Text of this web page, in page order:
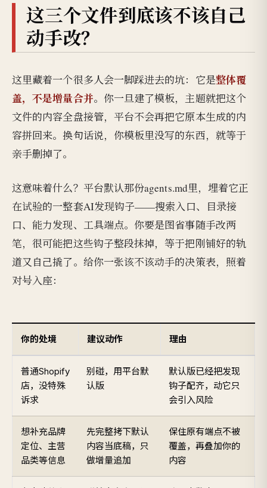
这三个文件到底该不该自己
动手改？
这里藏着一个很多人会一脚踩进去的坑：它是整体覆
盖，不是增量合并。你一旦建了模板，主题就把这个
文件的内容全盘接管，平台不会再把它原本生成的内
容拼回来。换句话说，你模板里没写的东西，就等于
亲手删掉了。
这意味着什么？平台默认那份agents.md里，埋着它正
在试验的一整套AI发现钩子——搜索入口、目录接
口、能力发现、工具端点。你要是图省事随手改两
笔，很可能把这些钩子整段抹掉，等于把刚铺好的轨
道又自己撬了。给你一张该不该动手的决策表，照着
对号入座：
你的处境 建议动作 理由
普通Shopify
店，没特殊
诉求
别碰，用平台默
认版
默认版已经把发现
钩子配齐，动它只
会引入风险
想补充品牌
定位、主营
品类等信息
先完整拷下默认
内容当底稿，只
做增量追加
保住原有端点不被
覆盖，再叠加你的
内容